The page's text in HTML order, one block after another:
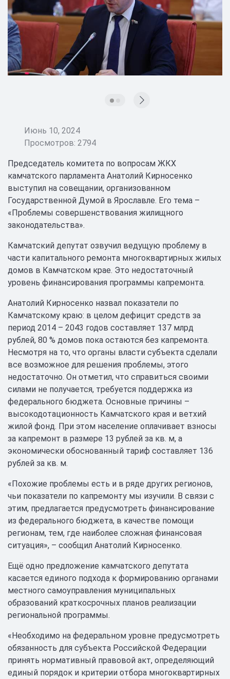
Июнь 10, 2024
Просмотров: 2794
Председатель комитета по вопросам ЖКХ
камчатского парламента Анатолий Кирносенко
выступил на совещании, организованном
Государственной Думой в Ярославле. Его тема –
«Проблемы совершенствования жилищного
законодательства».
Камчатский депутат озвучил ведущую проблему в
части капитального ремонта многоквартирных жилых
домов в Камчатском крае. Это недостаточный
уровень финансирования программы капремонта.
Анатолий Кирносенко назвал показатели по
Камчатскому краю: в целом дефицит средств за
период 2014 – 2043 годов составляет 137 млрд
рублей, 80 % домов пока остаются без капремонта.
Несмотря на то, что органы власти субъекта сделали
все возможное для решения проблемы, этого
недостаточно. Он отметил, что справиться своими
силами не получается, требуется поддержка из
федерального бюджета. Основные причины –
высокодотационность Камчатского края и ветхий
жилой фонд. При этом население оплачивает взносы
за капремонт в размере 13 рублей за кв. м, а
экономически обоснованный тариф составляет 136
рублей за кв. м.
«Похожие проблемы есть и в ряде других регионов,
чьи показатели по капремонту мы изучили. В связи с
этим, предлагается предусмотреть финансирование
из федерального бюджета, в качестве помощи
регионам, тем, где наиболее сложная финансовая
ситуация», – сообщил Анатолий Кирносенко.
Ещё одно предложение камчатского депутата
касается единого подхода к формированию органами
местного самоуправления муниципальных
образований краткосрочных планов реализации
региональной программы.
«Необходимо на федеральном уровне предусмотреть
обязанность для субъекта Российской Федерации
принять нормативный правовой акт, определяющий
единый порядок и критерии отбора многоквартирных